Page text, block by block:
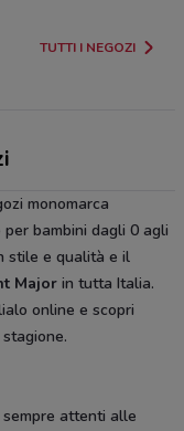
TUTTI I NEGOZI
monomarca
bambini dagli 0 agli
stile e qualità e il
Major in tutta Italia.
online e scopri
sempre attenti alle